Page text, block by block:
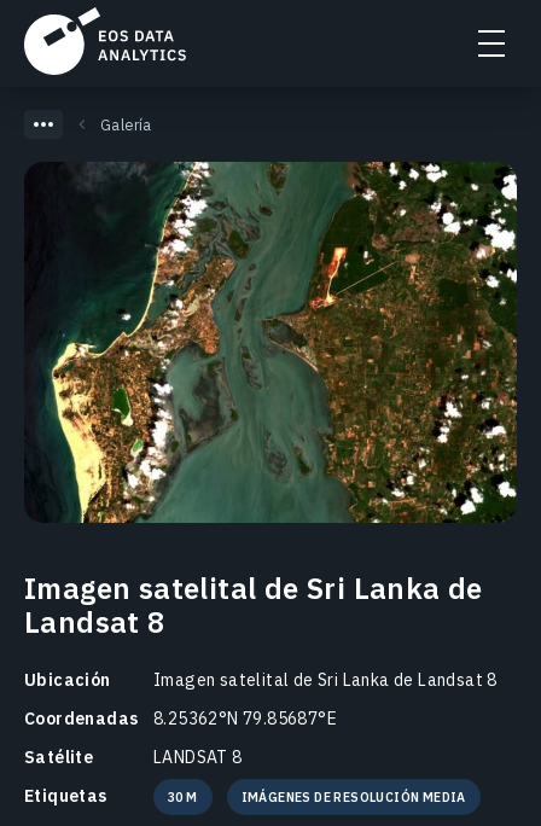
Galería
Imagen satelital de Sri Lanka de
Landsat 8
Ubicación
Imagen satelital de Sri Lanka de Landsat 8
Coordenadas
8.25362°N 79.85687°E
Satélite
LANDSAT 8
Etiquetas
30 M IMÁGENES DE RESOLUCIÓN MEDIA